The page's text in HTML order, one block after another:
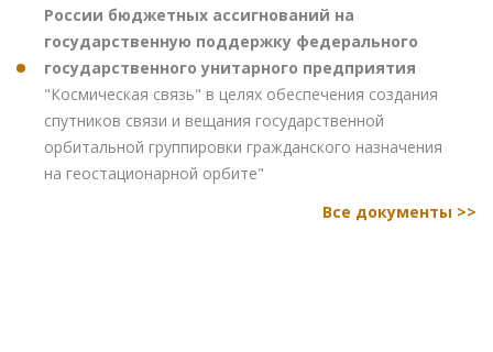
России бюджетных ассигнований на
государственную поддержку федерального
государственного унитарного предприятия
"Космическая связь" в целях обеспечения создания
спутников связи и вещания государственной
орбитальной группировки гражданского назначения
на геостационарной орбите"
Все документы >>